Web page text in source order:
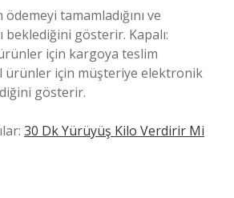
tamamladığını ve
beklediğini gösterir. Kapalı:
için kargoya teslim
ürünler için müşteriye elektronik
gösterir.
30 Dk Yürüyüş Kilo Verdirir Mi